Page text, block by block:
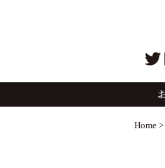
Home >